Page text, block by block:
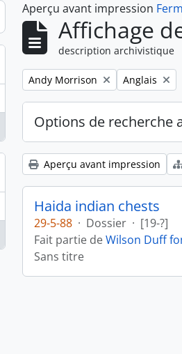
Aperçu avant impression
Affichage
description archivistique
Remove filter:
Andy Morrison Remove filter:
Anglais
Options de recherche
Aperçu avant impression
Haida indian chests
29-5-88 · Dossier · [19-?]
Fait partie deWilson Duff
Sans titre